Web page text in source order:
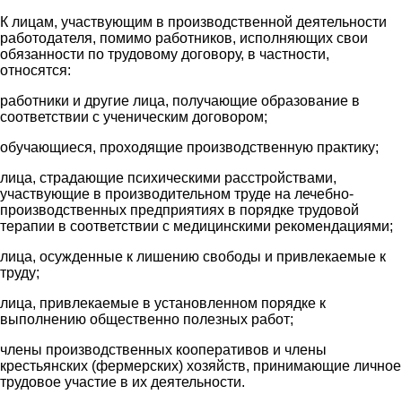
К лицам, участвующим в производственной деятельности
работодателя, помимо работников, исполняющих свои
обязанности по трудовому договору, в частности,
относятся:
работники и другие лица, получающие образование в
соответствии с ученическим договором;
обучающиеся, проходящие производственную практику;
лица, страдающие психическими расстройствами,
участвующие в производительном труде на лечебно-
производственных предприятиях в порядке трудовой
терапии в соответствии с медицинскими рекомендациями;
лица, осужденные к лишению свободы и привлекаемые к
труду;
лица, привлекаемые в установленном порядке к
выполнению общественно полезных работ;
члены производственных кооперативов и члены
крестьянских (фермерских) хозяйств, принимающие личное
трудовое участие в их деятельности.